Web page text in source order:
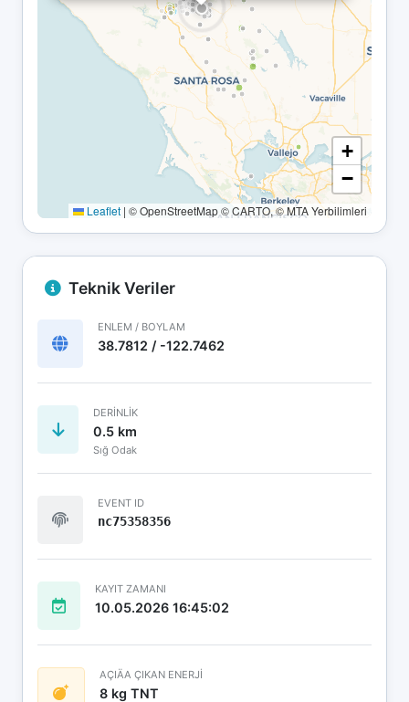
+
−
Leaflet | © OpenStreetMap © CARTO, © MTA Yerbilimleri
Teknik Veriler
ENLEM / BOYLAM
38.7812 / -122.7462
DERINLIK
0.5 km
Sığ Odak
EVENT ID
nc75358356
KAYIT ZAMANI
10.05.2026 16:45:02
AÇIÄA ÇIKAN ENERJİ
8 kg TNT